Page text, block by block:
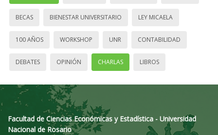
BECAS BIENESTAR UNIVERSITARIO LEY MICAELA
100 AÑOS WORKSHOP UNR CONTABILIDAD
DEBATES OPINIÓN CHARLAS LIBROS
Facultad de Ciencias Económicas y Estadística - Universidad
Nacional de Rosario